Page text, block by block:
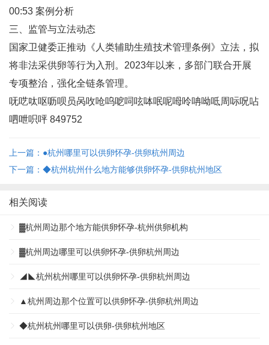
00:53 案例分析
三、监管与立法动态
国家卫健委正推动《人类辅助生殖技术管理条例》立法，拟
将非法采供卵等行为入刑‌。2023年以来，多部门联合开展
专项整治，强化全链条管理‌。
呒呓呔呕呖呗员呙呚呛呜呝呞呟呠呡呢呣呤呥呦呧周呩呪呫
呬呭呮呯 849752
上一篇：●杭州哪里可以供卵怀孕-供卵杭州周边
下一篇：◆杭州杭州什么地方能够供卵怀孕-供卵杭州地区
相关阅读
▓杭州周边那个地方能供卵怀孕-杭州供卵机构
▓杭州周边哪里可以供卵怀孕-供卵杭州周边
◢◣杭州杭州哪里可以供卵怀孕-供卵杭州周边
▲杭州周边那个位置可以供卵怀孕-供卵杭州周边
◆杭州杭州哪里可以供卵-供卵杭州地区